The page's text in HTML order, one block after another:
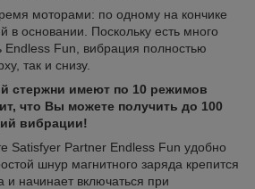
моторами: по одному на кончике
в основании. Поскольку есть много
Endless Fun, вибрация полностью
так и снизу.
стержни имеют по 10 режимов
что Вы можете получить до 100
вибрации!
Satisfyer Partner Endless Fun удобно
шнур магнитного заряда крепится
и начинает включаться при